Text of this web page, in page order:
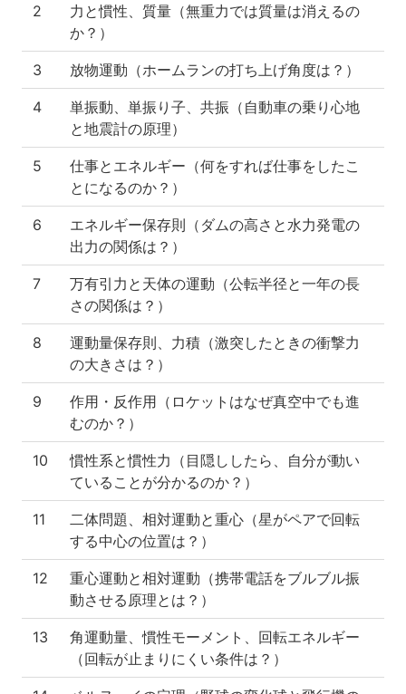
2
力と慣性、質量（無重力では質量は消えるの
か？）
3 放物運動（ホームランの打ち上げ角度は？）
4
単振動、単振り子、共振（自動車の乗り心地
と地震計の原理）
5
仕事とエネルギー（何をすれば仕事をしたこ
とになるのか？）
6
エネルギー保存則（ダムの高さと水力発電の
出力の関係は？）
7
万有引力と天体の運動（公転半径と一年の長
さの関係は？）
8
運動量保存則、力積（激突したときの衝撃力
の大きさは？）
9
作用・反作用（ロケットはなぜ真空中でも進
むのか？）
10
慣性系と慣性力（目隠ししたら、自分が動い
ていることが分かるのか？）
11
二体問題、相対運動と重心（星がペアで回転
する中心の位置は？）
12
重心運動と相対運動（携帯電話をブルブル振
動させる原理とは？）
13
角運動量、慣性モーメント、回転エネルギー
（回転が止まりにくい条件は？）